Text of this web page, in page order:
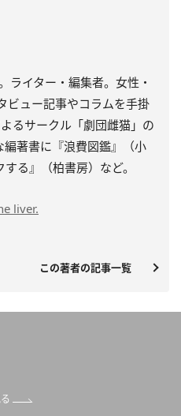
ライター・編集者。女性・
ビュー記事やコラムを手掛
るサークル「劇団雌猫」の
編著書に『浪費図鑑』（小
る』（柏書房）など。
liver.
この著者の記事一覧